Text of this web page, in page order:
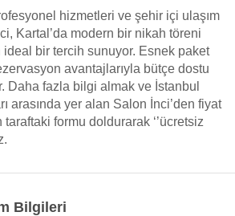
hizmetleri ve şehir içi ulaşım
Kartal’da modern bir nikah töreni
bir tercih sunuyor. Esnek paket
avantajlarıyla bütçe dostu
Daha fazla bilgi almak ve İstanbul
arasında yer alan Salon İnci’den fiyat
formu doldurarak ‘’ücretsiz
Bilgileri